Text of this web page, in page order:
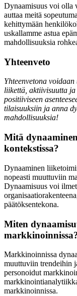
Dynaamisuus voi olla
auttaa meitä
kehittymään
uskallamme astua
mahdollisuuksia
Yhteenveto
Yhteenvetona
liikettä, aktiivisuutta ja
positiiviseen
tilaisuuksiin ja anna
mahdollisuuksia!
Mitä
kontekstissa?
Dynaaminen
nopeasti muuttuviin
Dynaamisuus voi
päätöksentekona.
Miten
Markkinoinnissa
muuttuviin trendeihin
personoidut
markkinoinnissa.